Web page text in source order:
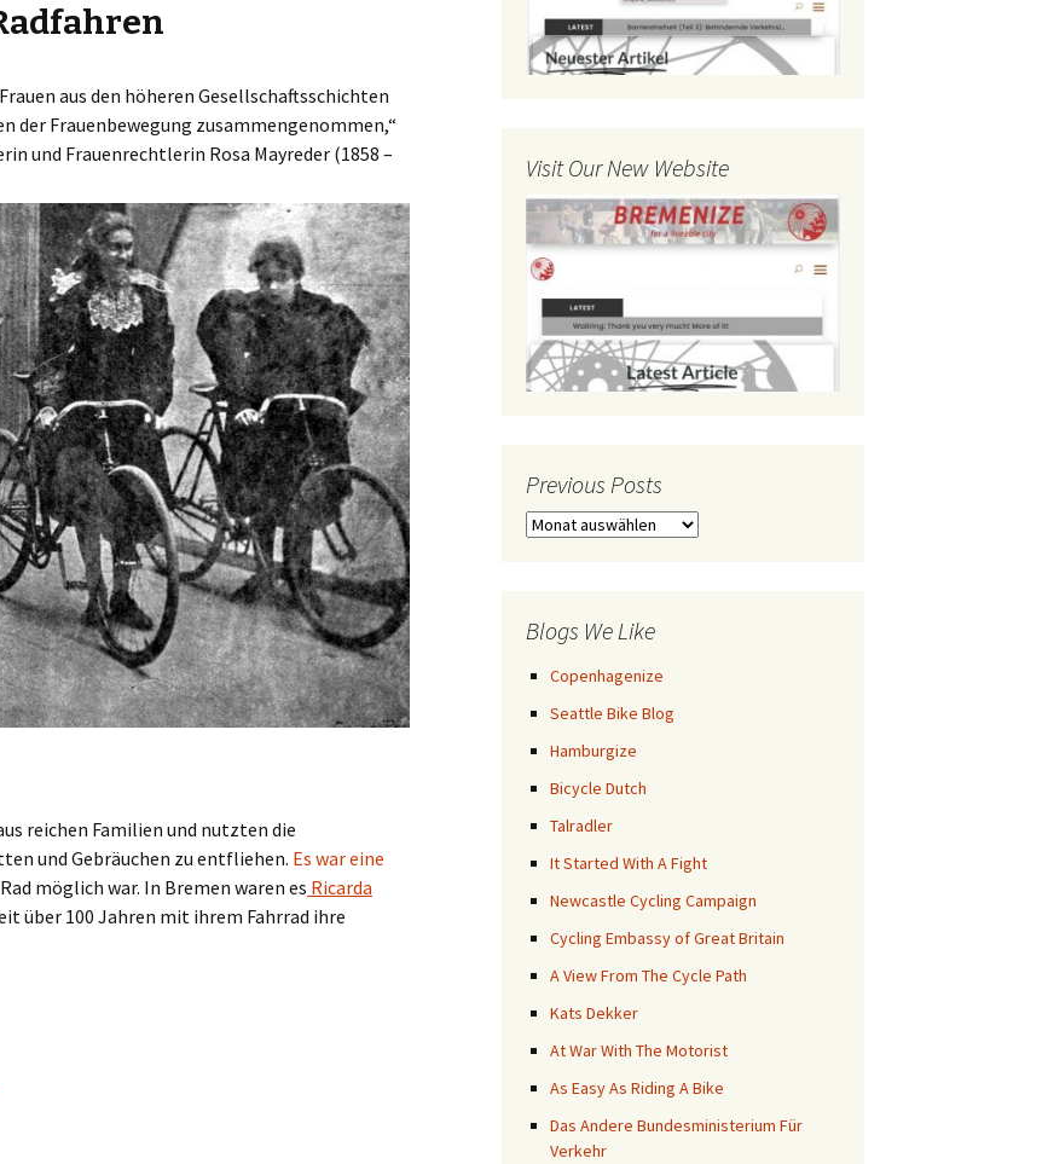
aus den höheren Gesellschaftsschichten
der Frauenbewegung zusammengenommen,“
und Frauenrechtlerin Rosa Mayreder (1858 –
reichen Familien und nutzten die
und Gebräuchen zu entfliehen. Es war eine
möglich war. In Bremen waren es Ricarda
über 100 Jahren mit ihrem Fahrrad ihre
beim Radfahren
Visit Our New Website
Previous Posts
Previous
Blogs We Like
Copenhagenize
Seattle Bike Blog
Hamburgize
Bicycle Dutch
Talradler
It Started With A Fight
Newcastle Cycling Campaign
Cycling Embassy of Great Britain
A View From The Cycle Path
Kats Dekker
At War With The Motorist
As Easy As Riding A Bike
Das Andere Bundesministerium Für
Verkehr